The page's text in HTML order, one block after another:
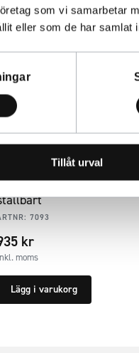
som vi samarbetar
eller som de har samlat
Tillåt urval
7093
kr
moms
Lägg i varukorg